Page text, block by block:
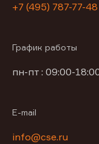
+7 (495) 787-77-48
График работы
пн-пт : 09:00-
E-mail
info@cse.ru